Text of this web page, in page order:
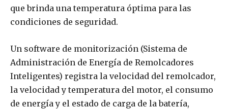
que brinda una temperatura óptima para las
condiciones de seguridad.
Un software de monitorización (Sistema de
Administración de Energía de Remolcadores
Inteligentes) registra la velocidad del remolcador,
la velocidad y temperatura del motor, el consumo
de energía y el estado de carga de la batería,